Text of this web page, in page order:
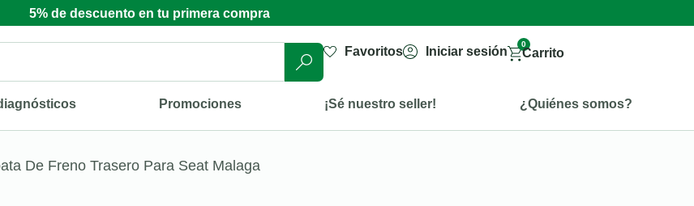
5% de descuento en tu primera compra
Favoritos Iniciar sesión
0
Carrito
Promociones ¡Sé nuestro seller! ¿Quiénes somos?
De Freno Trasero Para Seat Malaga